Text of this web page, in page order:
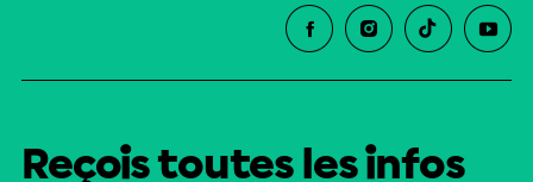
Reçois toutes les infos